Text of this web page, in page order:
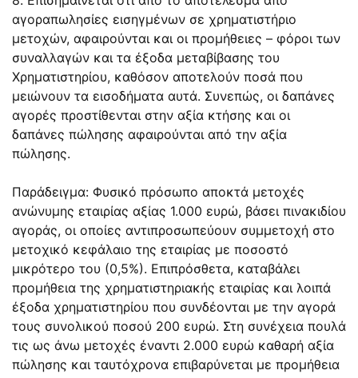
αγοραπωλησίες εισηγμένων σε χρηματιστήριο
μετοχών, αφαιρούνται και οι προμήθειες – φόροι των
συναλλαγών και τα έξοδα μεταβίβασης του
Χρηματιστηρίου, καθόσον αποτελούν ποσά που
μειώνουν τα εισοδήματα αυτά. Συνεπώς, οι δαπάνες
αγορές προστίθενται στην αξία κτήσης και οι
δαπάνες πώλησης αφαιρούνται από την αξία
πώλησης.
Παράδειγμα: Φυσικό πρόσωπο αποκτά μετοχές
ανώνυμης εταιρίας αξίας 1.000 ευρώ, βάσει πινακιδίου
αγοράς, οι οποίες αντιπροσωπεύουν συμμετοχή στο
μετοχικό κεφάλαιο της εταιρίας με ποσοστό
μικρότερο του (0,5%). Επιπρόσθετα, καταβάλει
προμήθεια της χρηματιστηριακής εταιρίας και λοιπά
έξοδα χρηματιστηρίου που συνδέονται με την αγορά
τους συνολικού ποσού 200 ευρώ. Στη συνέχεια πουλά
τις ως άνω μετοχές έναντι 2.000 ευρώ καθαρή αξία
πώλησης και ταυτόχρονα επιβαρύνεται με προμήθεια